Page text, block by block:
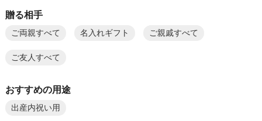
贈る相手
ご両親すべて 名入れギフト ご親戚すべて
ご友人すべて
おすすめの用途
出産内祝い用